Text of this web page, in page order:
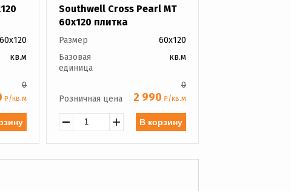
60x120
кв.м
0
₽/кв.м
Southwell Cross Pearl MT
60x120 плитка
Размер
60x120
Базовая
единица
кв.м
Розничная цена
0
2 990 ₽/кв.м
В корзину